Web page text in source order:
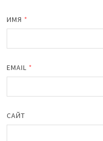
ИМЯ *
EMAIL *
САЙТ